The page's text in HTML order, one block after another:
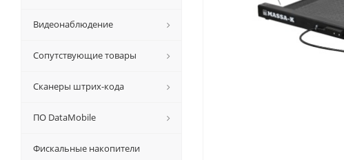
Видеонаблюдение
Сопутствующие товары
Сканеры штрих-кода
ПО DataMobile
Фискальные накопители